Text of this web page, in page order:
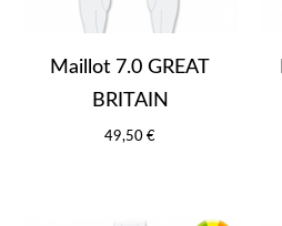
Maillot 7.0 GREAT
BRITAIN
49,50 €